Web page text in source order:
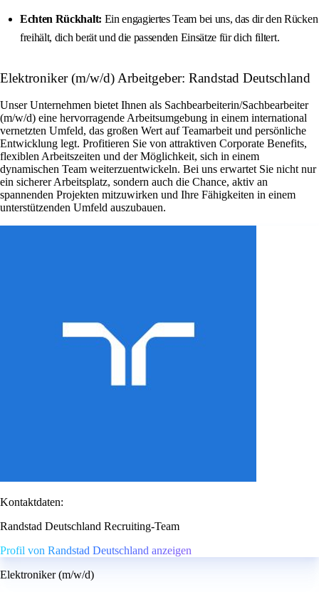
Echten Rückhalt: Ein engagiertes Team bei uns, das dir den Rücken
freihält, dich berät und die passenden Einsätze für dich filtert.
Elektroniker (m/w/d) Arbeitgeber: Randstad Deutschland
Unser Unternehmen bietet Ihnen als Sachbearbeiterin/Sachbearbeiter
(m/w/d) eine hervorragende Arbeitsumgebung in einem international
vernetzten Umfeld, das großen Wert auf Teamarbeit und persönliche
Entwicklung legt. Profitieren Sie von attraktiven Corporate Benefits,
flexiblen Arbeitszeiten und der Möglichkeit, sich in einem
dynamischen Team weiterzuentwickeln. Bei uns erwartet Sie nicht nur
ein sicherer Arbeitsplatz, sondern auch die Chance, aktiv an
spannenden Projekten mitzuwirken und Ihre Fähigkeiten in einem
unterstützenden Umfeld auszubauen.
Kontaktdaten:
Randstad Deutschland Recruiting-Team
Profil von Randstad Deutschland anzeigen
Elektroniker (m/w/d)